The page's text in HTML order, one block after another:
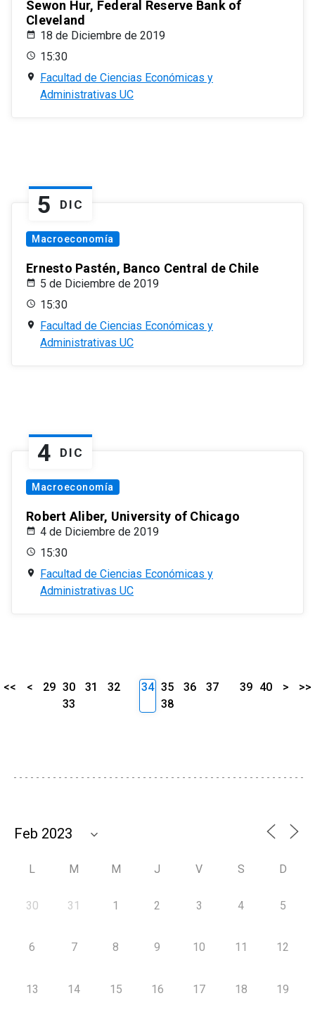
Sewon Hur, Federal Reserve Bank of
Cleveland
18 de Diciembre de 2019
15:30
Facultad de Ciencias Económicas y
Administrativas UC
5 DIC
Macroeconomía
Ernesto Pastén, Banco Central de Chile
5 de Diciembre de 2019
15:30
Facultad de Ciencias Económicas y
Administrativas UC
4 DIC
Macroeconomía
Robert Aliber, University of Chicago
4 de Diciembre de 2019
15:30
Facultad de Ciencias Económicas y
Administrativas UC
<< < 29 30 31
32
33
34 35 36
37
38
39 40 > >>
L M M J V S D
30 31 1 2 3 4 5
6 7 8 9 10 11 12
13 14 15 16 17 18 19